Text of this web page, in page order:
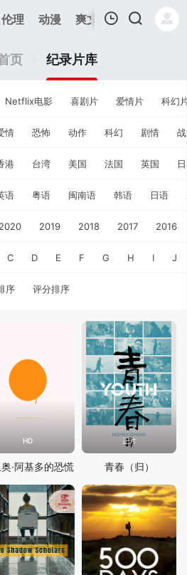
伦理 动漫 爽文短剧 综艺 连
录
影片的记录
页 纪录片库
Netflix电影 喜剧片 爱情片 科幻
情 恐怖 动作 科幻 剧情
港 台湾 美国 法国 英国
语 粤语 闽南语 韩语 日语
2020 2019 2018 2017 2016
C D E F G H I J
序 评分排序
HD
·阿基多的恐慌
正片
青春（归）